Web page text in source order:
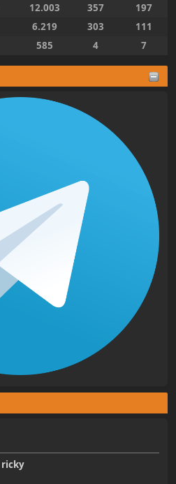
ricky
12.003 357
197
6.219 303
111
585 4 7